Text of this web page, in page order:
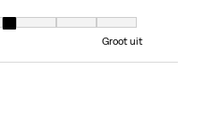
is aan Klein uit en 7 gelijk is aan Groot uit
Groot uit